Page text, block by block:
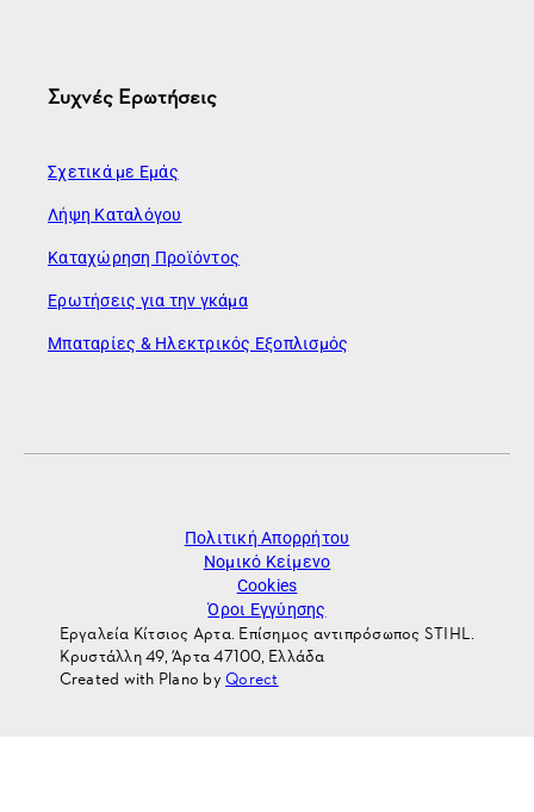
Συχνές Ερωτήσεις
Σχετικά με Εμάς
Λήψη Καταλόγου
Καταχώρηση Προϊόντος
Ερωτήσεις για την γκάμα
Μπαταρίες & Ηλεκτρικός Εξοπλισμός
Πολιτική Απορρήτου
Νομικό Κείμενο
Cookies
Όροι Εγγύησης
Εργαλεία Κίτσιος Αρτα. Επίσημος αντιπρόσωπος STIHL.
Κρυστάλλη 49, Άρτα 47100, Ελλάδα
Created with Plano byQorect